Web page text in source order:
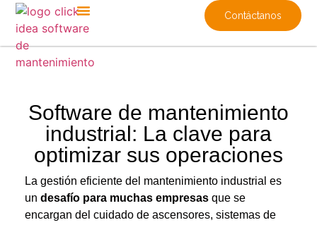
Contáctanos
Software de mantenimiento
industrial: La clave para
optimizar sus operaciones
La gestión eficiente del mantenimiento industrial es
un desafío para muchas empresas que se
encargan del cuidado de ascensores, sistemas de